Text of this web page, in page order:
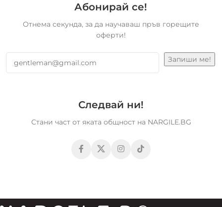
Абонирай се!
Отнема секунда, за да научаваш пръв горещите
оферти!
Следвай ни!
Стани част от яката общност на NARGILE.BG